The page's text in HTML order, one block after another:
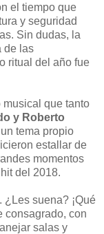
el tiempo que
y seguridad
Sin dudas, la
de las
ritual del año fue
que tanto
y Roberto
tema propio
estallar de
momentos
del 2018.
. ¿Les suena? ¡Qué
consagrado, con
salas y